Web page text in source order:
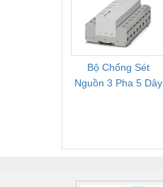
Tốt
Bộ Chống Sét
Nguồn 3 Pha 5 Dây